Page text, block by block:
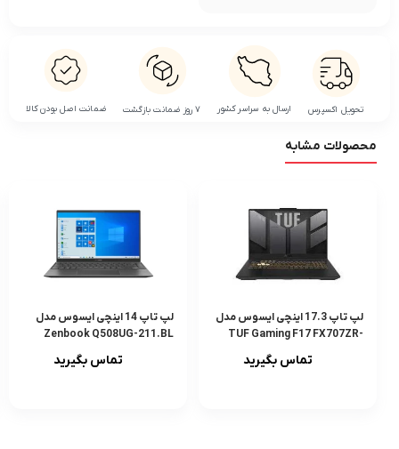
تحویل اکسپرس ارسال به سراسر کشور ۷ روز ضمانت بازگشت ضمانت اصل بودن کالا
محصولات مشابه
لپ تاپ 17.3 اینچی ایسوس مدل
TUF Gaming F17 FX707ZR-
تماس بگیرید
لپ تاپ 14 اینچی ایسوس مدل
Zenbook Q508UG-211.BL
تماس بگیرید